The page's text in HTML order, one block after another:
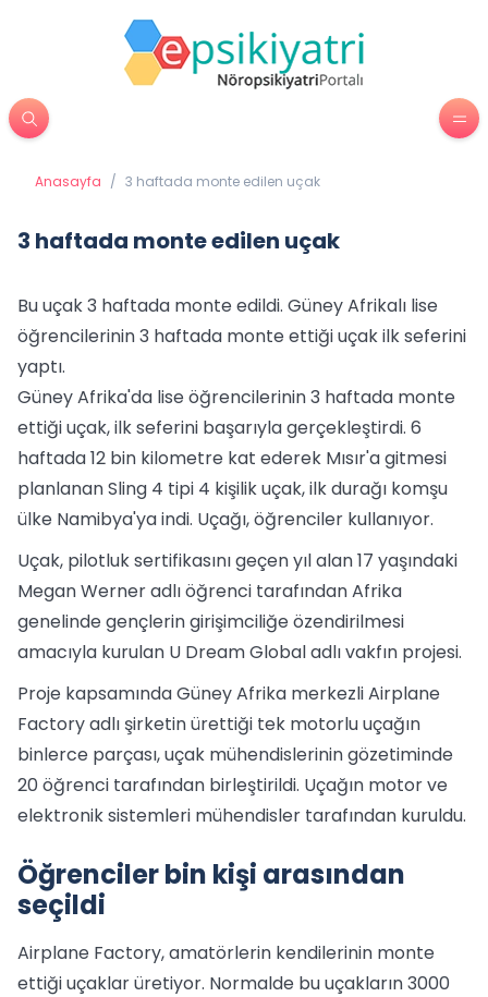
Anasayfa / 3 haftada monte edilen uçak
3 haftada monte edilen uçak
Bu uçak 3 haftada monte edildi. Güney Afrikalı lise
öğrencilerinin 3 haftada monte ettiği uçak ilk seferini
yaptı.
Güney Afrika'da lise öğrencilerinin 3 haftada monte
ettiği uçak, ilk seferini başarıyla gerçekleştirdi. 6
haftada 12 bin kilometre kat ederek Mısır'a gitmesi
planlanan Sling 4 tipi 4 kişilik uçak, ilk durağı komşu
ülke Namibya'ya indi. Uçağı, öğrenciler kullanıyor.
Uçak, pilotluk sertifikasını geçen yıl alan 17 yaşındaki
Megan Werner adlı öğrenci tarafından Afrika
genelinde gençlerin girişimciliğe özendirilmesi
amacıyla kurulan U Dream Global adlı vakfın projesi.
Proje kapsamında Güney Afrika merkezli Airplane
Factory adlı şirketin ürettiği tek motorlu uçağın
binlerce parçası, uçak mühendislerinin gözetiminde
20 öğrenci tarafından birleştirildi. Uçağın motor ve
elektronik sistemleri mühendisler tarafından kuruldu.
Öğrenciler bin kişi arasından
seçildi
Airplane Factory, amatörlerin kendilerinin monte
ettiği uçaklar üretiyor. Normalde bu uçakların 3000